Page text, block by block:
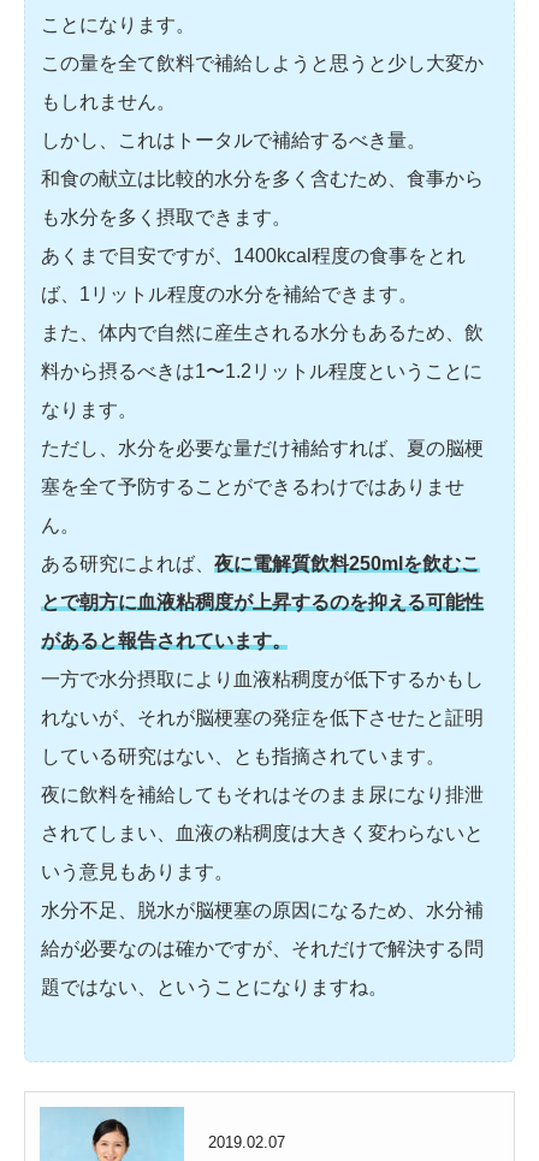
ことになります。
この量を全て飲料で補給しようと思うと少し大変か
もしれません。
しかし、これはトータルで補給するべき量。
和食の献立は比較的水分を多く含むため、食事から
も水分を多く摂取できます。
あくまで目安ですが、1400kcal程度の食事をとれ
ば、1リットル程度の水分を補給できます。
また、体内で自然に産生される水分もあるため、飲
料から摂るべきは1〜1.2リットル程度ということに
なります。
ただし、水分を必要な量だけ補給すれば、夏の脳梗
塞を全て予防することができるわけではありませ
ん。
ある研究によれば、 夜に電解質飲料250mlを飲むこ
とで朝方に血液粘稠度が上昇するのを抑える可能性
があると報告されています。
一方で水分摂取により血液粘稠度が低下するかもし
れないが、それが脳梗塞の発症を低下させたと証明
している研究はない、とも指摘されています。
夜に飲料を補給してもそれはそのまま尿になり排泄
されてしまい、血液の粘稠度は大きく変わらないと
いう意見もあります。
水分不足、脱水が脳梗塞の原因になるため、水分補
給が必要なのは確かですが、それだけで解決する問
題ではない、ということになりますね。
2019.02.07